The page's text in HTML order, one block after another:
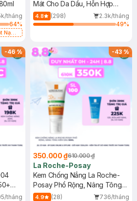
tháng
64%
Nạ
Mát Cho Da Dầu, Hỗn Hợp
400ml
4.8 (298)
2.3k/tháng
49%
-46%
tháng
-43%
350.000 ₫610.000 ₫
La Roche-Posay
Kem Chống Nắng La Roche-
Posay Phổ Rộng, Nâng Tông
Kiềm Dầu 50ml
4.9 (28)
736/tháng